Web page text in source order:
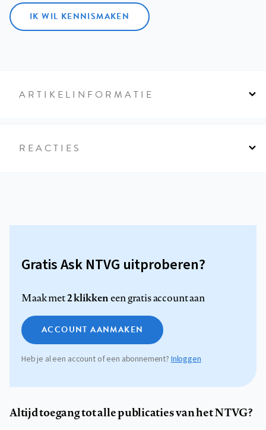
IK WIL KENNISMAKEN
ARTIKELINFORMATIE
REACTIES
Gratis Ask NTVG uitproberen?
Maak met2 klikkeneen gratis account aan
ACCOUNT AANMAKEN
Heb je al een account of een abonnement?Inloggen
Altijd toegang tot alle publicaties van het NTVG?